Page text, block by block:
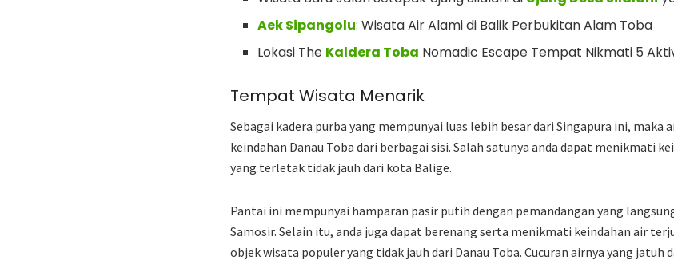
Aek Sipangolu: Wisata Air Alami di Balik Perbukitan Alam Toba
Lokasi The Kaldera Toba Nomadic Escape Tempat Nikmati 5
Tempat Wisata Menarik
Sebagai kadera purba yang mempunyai luas lebih besar dari Singapura ini, maka
keindahan Danau Toba dari berbagai sisi. Salah satunya anda dapat menikmati
yang terletak tidak jauh dari kota Balige.
Pantai ini mempunyai hamparan pasir putih dengan pemandangan yang
Samosir. Selain itu, anda juga dapat berenang serta menikmati keindahan air
objek wisata populer yang tidak jauh dari Danau Toba. Cucuran airnya yang jatuh